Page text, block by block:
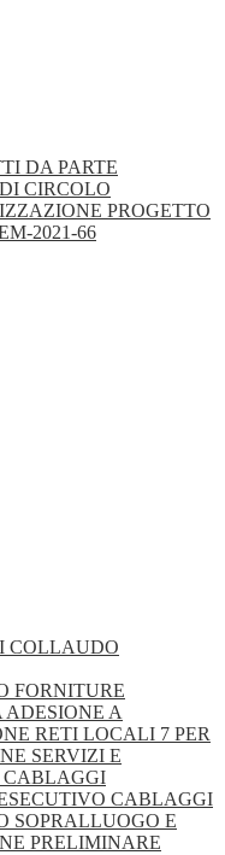
DA PARTE
CIRCOLO
PROGETTO
2021-66
COLLAUDO
FORNITURE
A
RETI LOCALI 7 PER
SERVIZI E
CABLAGGI
CABLAGGI
SOPRALLUOGO E
PRELIMINARE